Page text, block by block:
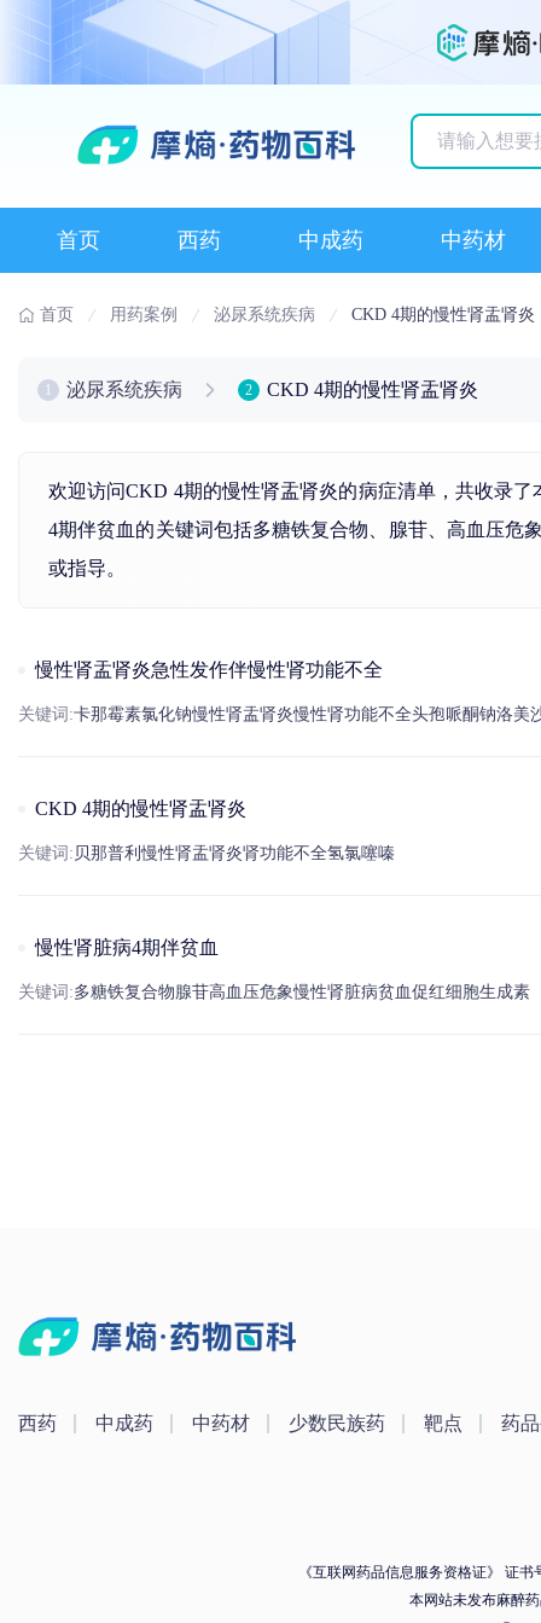
首页 西药 中成药 中药材
首页 用药案例 泌尿系统疾病 CKD 4期的慢性肾盂肾炎
泌尿系统疾病 2 CKD 4期的慢性肾盂肾炎
欢迎访问CKD 4期的慢性肾盂肾炎的病症清单，共收录
4期伴贫血的关键词包括多糖铁复合物 腺苷、 高血压危
或指导。
慢性肾盂肾炎急性发作伴慢性肾功能不全
关键词:卡那霉素氯化钠慢性肾盂肾炎慢性肾功能不全头孢哌酮钠洛美
CKD 4期的慢性肾盂肾炎
关键词: 贝那普利慢性肾盂肾炎肾功能不全氢氯噻嗪
慢性肾脏病4期伴贫血
关键词:多糖铁复合物腺苷高血压危象慢性肾脏病贫血促红细胞生成素
西药 中成药 中药材 少数民族药 靶点 药
《互联网药品信息服务资格证》 证书
本网站未发布麻醉